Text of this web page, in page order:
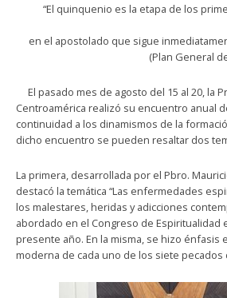
“El quinquenio es la etapa de los
en el apostolado que sigue
(Plan General
El pasado mes de agosto del 15 al 20, la
Centroamérica realizó su encuentro anual
continuidad a los dinamismos de la
dicho encuentro se pueden resaltar dos
La primera, desarrollada por el Pbro.
destacó la temática “Las enfermedades
los malestares, heridas y adicciones
abordado en el Congreso de Espiritualidad
presente año. En la misma, se hizo énfasis
moderna de cada uno de los siete pecados